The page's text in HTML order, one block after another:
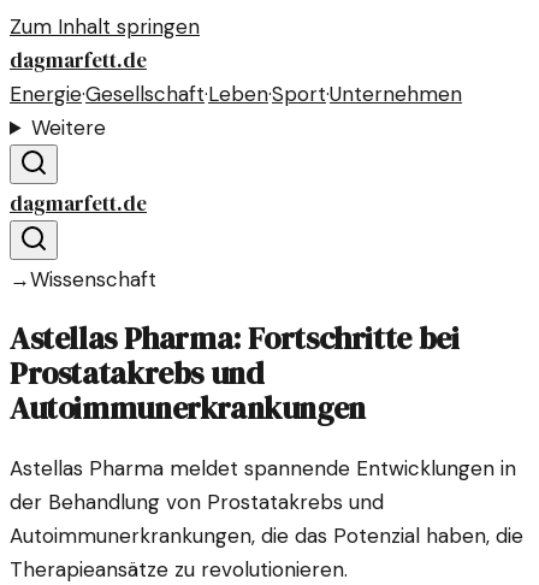
Zum Inhalt springen
dagmarfett.de
Energie·Gesellschaft·Leben·Sport·Unternehmen
Weitere
dagmarfett.de
→Wissenschaft
Astellas Pharma: Fortschritte bei
Prostatakrebs und
Autoimmunerkrankungen
Astellas Pharma meldet spannende Entwicklungen in
der Behandlung von Prostatakrebs und
Autoimmunerkrankungen, die das Potenzial haben, die
Therapieansätze zu revolutionieren.